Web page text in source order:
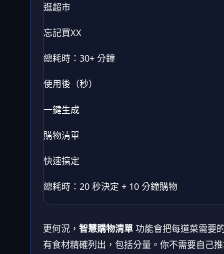
逛超市
忘記買XX
總耗時：30+ 分鐘
使用後（秒）
一鍵生成
購物清單
快速搞定
總耗時：20 秒決定 + 10 分鐘購物
更何況， 智慧購物清單 功能會把每道菜需要
有食材精確列出，包括分量。你不需要自己